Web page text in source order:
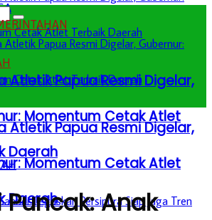
Atletik Papua Resmi Digelar,
Momentum Cetak Atlet
Daerah
Atletik Papua Resmi Digelar,
Momentum Cetak Atlet
Daerah
Puncak: Anak